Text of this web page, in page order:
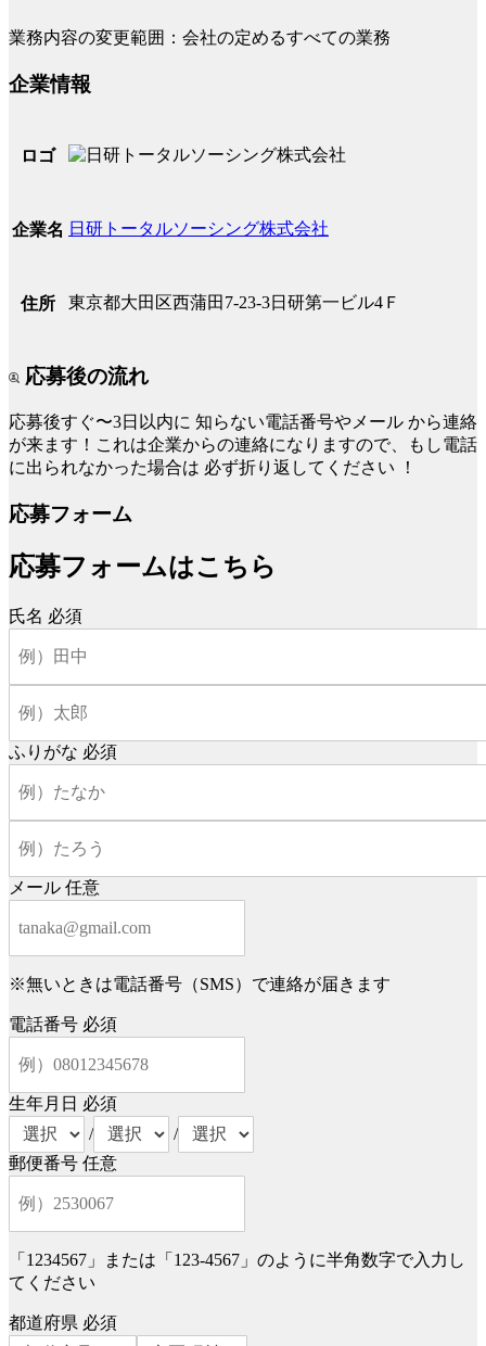
業務内容の変更範囲：会社の定めるすべての業務
企業情報
ロゴ
企業名 日研トータルソーシング株式会社
住所 東京都大田区西蒲田7-23-3日研第一ビル4Ｆ
応募後の流れ
応募後すぐ〜3日以内に 知らない電話番号やメール から連絡
が来ます！これは企業からの連絡になりますので、もし電話
に出られなかった場合は 必ず折り返してください ！
応募フォーム
応募フォームはこちら
氏名 必須
ふりがな 必須
メール 任意
※無いときは電話番号（SMS）で連絡が届きます
電話番号 必須
生年月日 必須
/
/
郵便番号 任意
「1234567」または「123-4567」のように半角数字で入力し
てください
都道府県 必須